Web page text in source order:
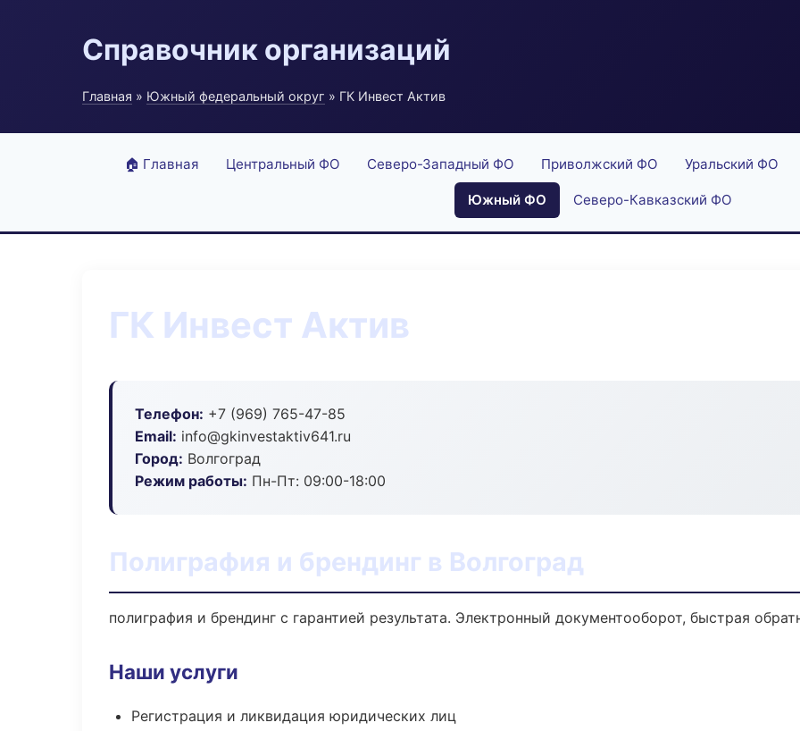
Справочник организаций
Главная » Южный федеральный округ » ГК Инвест Актив
🏠 Главная Центральный ФО Северо-Западный ФО Приволжский ФО Уральский ФО
Южный ФО Северо-Кавказский ФО
ГК Инвест Актив
Телефон: +7 (969) 765-47-85
Email: info@gkinvestaktiv641.ru
Город: Волгоград
Режим работы: Пн-Пт: 09:00-18:00
Полиграфия и брендинг в Волгоград
полиграфия и брендинг с гарантией результата. Электронный документооборот, быстрая
Наши услуги
Регистрация и ликвидация юридических лиц